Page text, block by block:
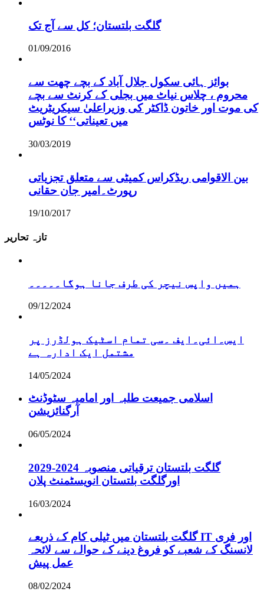
گلگت بلتستان؛ کل سے آج تک
01/09/2016
بوائز ہائی سکول جلال آباد کے بچے چھت سے
محروم ، چلاس نیاٹ میں بجلی کے کرنٹ سے بچے
کی موت اور خاتون ڈاکٹر کی وزیراعلیٰ سیکریٹریٹ
میں تعیناتی‘‘ کا نوٹس
30/03/2019
بین الاقوامی ریڈکراس کمیٹی سے متعلق تجزیاتی
رپورٹ۔امیر جان حقانی
19/10/2017
تازہ تحاریر
ہمیں واپس نیچر کی طرف جانا ہوگا۔۔۔۔۔
09/12/2024
ایس۔ائی۔ایف ۔سی تمام اسٹیک ہولڈرز پر
مشتمل ایک ادارہ ہے
14/05/2024
اسلامی جمیعت طلبہ اور امامیہ سٹوڈنٹ
آرگنائزیشن
06/05/2024
گلگت بلتستان ترقیاتی منصوبہ 2024-2029
اورگلگت بلتستان انویسٹمنٹ پلان
16/03/2024
گلگت بلتستان میں ٹیلی کام کے ذریعے IT اور فری
لانسنگ کے شعبے کو فروغ دینے کے حوالے سے لائحہ
عمل پیش
08/02/2024